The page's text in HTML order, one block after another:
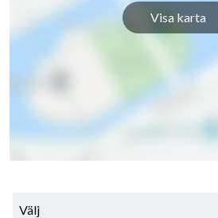
Visa karta
Välj